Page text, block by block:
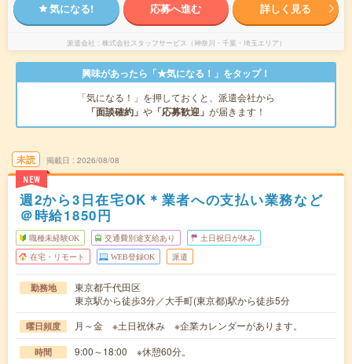
気になる! 応募へ進む 詳しく見る
派遣会社 株式会社スタッフサービス（神奈川・千葉・埼玉エリア）
興味があったら「★気になる！」をタップ！
「気になる！」を押しておくと、派遣会社から
「面談確約」 や 「応募歓迎」 が届きます！
未読
NEW
掲載日 2026/08/08
週2から3日在宅OK＊業者への支払い業務など
＠時給1850円
職種未経験OK 交通費別途支給あり 土日祝日が休み
在宅・リモート WEB登録OK 派遣
勤務地
東京都千代田区
東京駅から徒歩3分／大手町(東京都)駅から徒歩5分
曜日頻度 月～金 ※土日祝休み ※企業カレンダーがあります。
時間 9:00～18:00 ※休憩60分。